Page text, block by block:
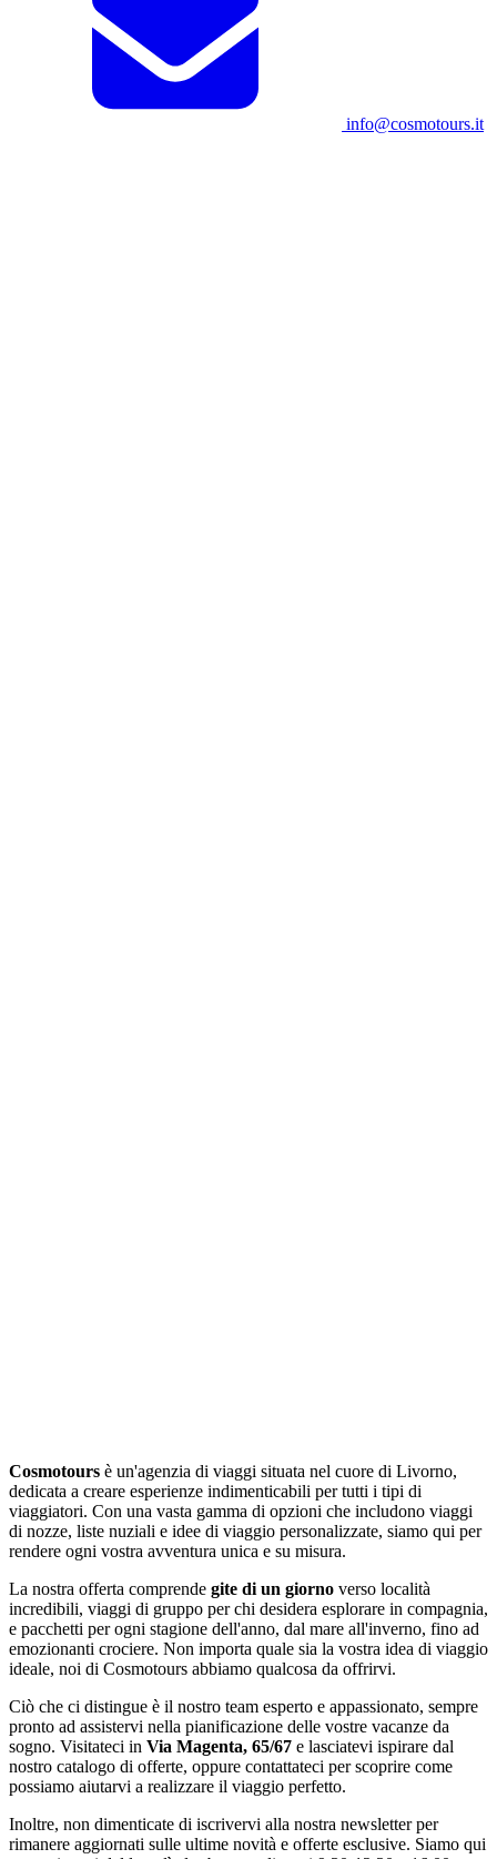
info@cosmotours.it
Cosmotours è un'agenzia di viaggi situata nel cuore di Livorno,
dedicata a creare esperienze indimenticabili per tutti i tipi di
viaggiatori. Con una vasta gamma di opzioni che includono viaggi
di nozze, liste nuziali e idee di viaggio personalizzate, siamo qui per
rendere ogni vostra avventura unica e su misura.
La nostra offerta comprende gite di un giorno verso località
incredibili, viaggi di gruppo per chi desidera esplorare in compagnia,
e pacchetti per ogni stagione dell'anno, dal mare all'inverno, fino ad
emozionanti crociere. Non importa quale sia la vostra idea di viaggio
ideale, noi di Cosmotours abbiamo qualcosa da offrirvi.
Ciò che ci distingue è il nostro team esperto e appassionato, sempre
pronto ad assistervi nella pianificazione delle vostre vacanze da
sogno. Visitateci in Via Magenta, 65/67 e lasciatevi ispirare dal
nostro catalogo di offerte, oppure contattateci per scoprire come
possiamo aiutarvi a realizzare il viaggio perfetto.
Inoltre, non dimenticate di iscrivervi alla nostra newsletter per
rimanere aggiornati sulle ultime novità e offerte esclusive. Siamo qui